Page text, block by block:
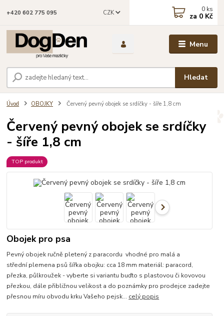
Menu
CZK
Hledat
+420 602 775 095 0 ks
za 0 Kč
Úvod OBOJKY Červený pevný obojek se srdíčky - šíře 1,8 cm
Červený pevný obojek se srdíčky
- šíře 1,8 cm
TOP produkt
Obojek pro psa
Pevný obojek ručně pletený z paracordu vhodné pro malá a
střední plemena psů šířka obojku: cca 18 mm materiál: paracord,
přezka, půlkroužek - vyberte si variantu buďto s plastovou či kovovou
přezkou, dále přibližnou velikost a do poznámky pro prodejce zadejte
přesnou míru obvodu krku Vašeho pejsk... celý popis